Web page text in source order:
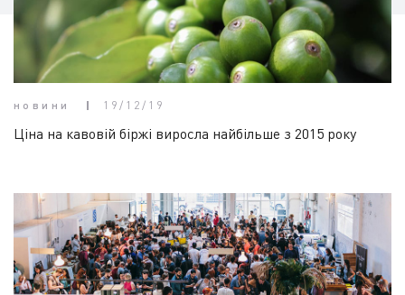
новини 19/12/19
Ціна на кавовій біржі виросла найбільше з 2015 року